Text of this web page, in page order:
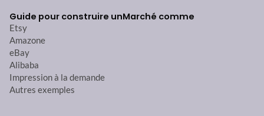
Guide pour construire unMarché comme
Etsy
Amazone
eBay
Alibaba
Impression à la demande
Autres exemples